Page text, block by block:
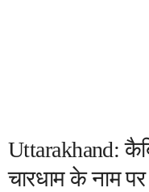
Uttarakhand:
चारधाम के नाम